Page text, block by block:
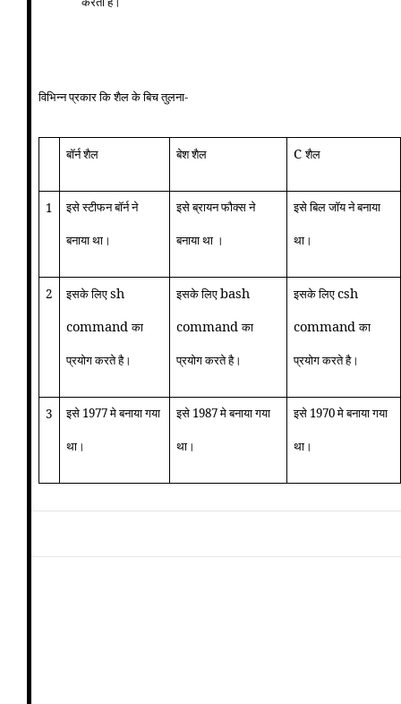
विभिन्न प्रकार कि शैल के बिच तुलना-
बॉर्न शैल बेश शैल Cशैल
1 इसे स्टीफन बॉर्न ने
बनाया था।
इसे ब्रायन फौक्स ने
बनाया था ।
इसे बिल जॉय ने बनाया
था।
2 इसके लिएsh
commandका
प्रयोग करते है।
इसके लिएbash
commandका
प्रयोग करते है।
इसके लिएcsh
commandका
प्रयोग करते है।
3 इसे 1977 मे बनाया गया
था।
इसे 1987 मे बनाया गया
था।
इसे 1970 मे बनाया गया
था।